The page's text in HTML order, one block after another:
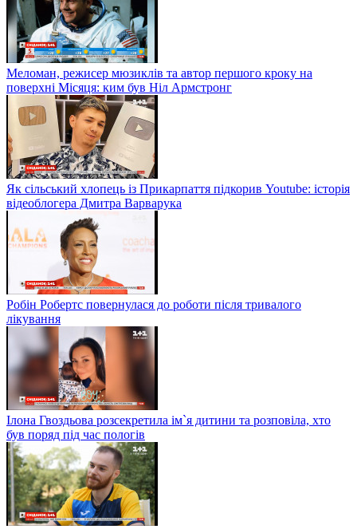
Меломан, режисер мюзиклів та автор першого кроку на
поверхні Місяця: ким був Ніл Армстронг
Як сільський хлопець із Прикарпаття підкорив Youtube: історія
відеоблогера Дмитра Варварука
Робін Робертс повернулася до роботи після тривалого
лікування
Ілона Гвоздьова розсекретила ім`я дитини та розповіла, хто
був поряд під час пологів